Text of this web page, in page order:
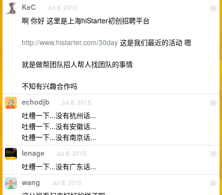
5
KeC Jul 8, 2015
啊 你好 这里是上海hiStarter初创招聘平台
http://www.histarter.com/30day 这是我们最近的活动 嗯
就是做帮团队招人帮人找团队的事情
不知有兴趣合作吗
6
echodjb Jul 8, 2015
吐槽一下...没有杭州话...
吐槽一下...没有安徽话...
吐槽一下...没有南京话...
7
lenage Jul 8, 2015
吐槽一下...没有广东话...
8
wang Jul 8, 2015